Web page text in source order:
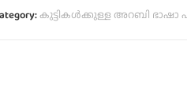
കുട്ടികൾക്കുള്ള അറബി ഭാഷാ